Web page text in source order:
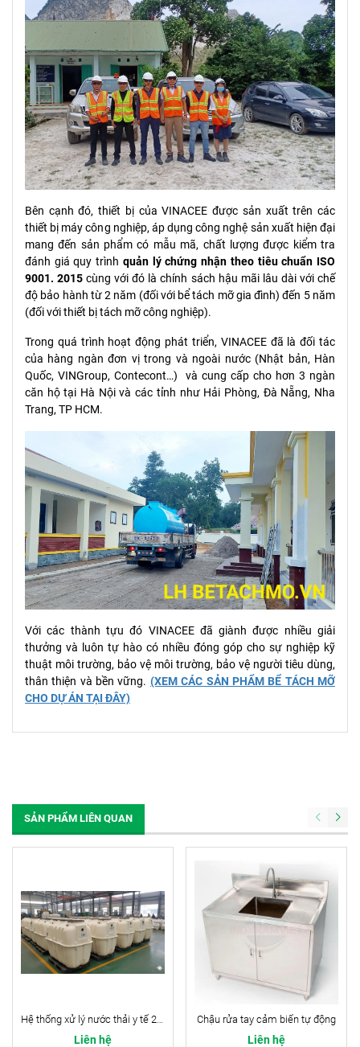
Bên cạnh đó, thiết bị của VINACEE được sản xuất trên các
thiết bị máy công nghiệp, áp dụng công nghệ sản xuất hiện đại
mang đến sản phẩm có mẫu mã, chất lượng được kiểm tra
đánh giá quy trình quản lý chứng nhận theo tiêu chuẩn ISO
9001. 2015 cùng với đó là chính sách hậu mãi lâu dài với chế
độ bảo hành từ 2 năm (đối với bể tách mỡ gia đình) đến 5 năm
(đối với thiết bị tách mỡ công nghiệp).
Trong quá trình hoạt động phát triển, VINACEE đã là đối tác
của hàng ngàn đơn vị trong và ngoài nước (Nhật bản, Hàn
Quốc, VINGroup, Contecont…) và cung cấp cho hơn 3 ngàn
căn hộ tại Hà Nội và các tỉnh như Hải Phòng, Đà Nẵng, Nha
Trang, TP HCM.
Với các thành tựu đó VINACEE đã giành được nhiều giải
thưởng và luôn tự hào có nhiều đóng góp cho sự nghiệp kỹ
thuật môi trường, bảo vệ môi trường, bảo vệ người tiêu dùng,
thân thiện và bền vững. (XEM CÁC SẢN PHẨM BỂ TÁCH MỠ
CHO DỰ ÁN TẠI ĐÂY)
SẢN PHẨM LIÊN QUAN
Liên hệ
Chậu rửa tay cảm biến tự động
Liên hệ